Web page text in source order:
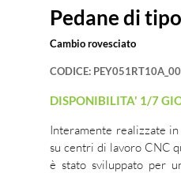
Pedane di
Cambio rovesciato
CODICE: PEY051RT10A_00
DISPONIBILITA' 1/7
Interamente realizzate
su centri di lavoro CNC
è stato sviluppato per